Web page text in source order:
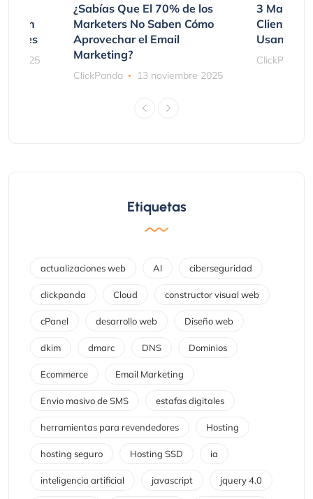
2025
¿Sabías Que El 70% de los
Marketers No Saben Cómo
Aprovechar el Email
Marketing?
ClickPanda 13 noviembre 2025
3
Clientes
Usando
ClickPanda
Etiquetas
actualizaciones web AI ciberseguridad
clickpanda Cloud constructor visual web
cPanel desarrollo web Diseño web
dkim dmarc DNS Dominios
Ecommerce Email Marketing
Envio masivo de SMS estafas digitales
herramientas para revendedores Hosting
hosting seguro Hosting SSD ia
inteligencia artificial javascript jquery 4.0